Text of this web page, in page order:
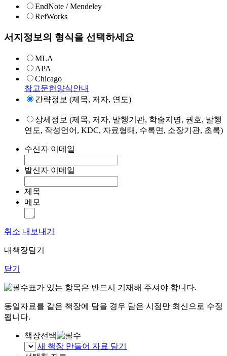
EndNote / Mendeley
RefWorks
서지정보의 형식을 선택하세요
MLA
APA
Chicago
참고문헌양식안내
간략정보 (제목, 저자, 연도)
상세정보 (제목, 저자, 발행기관, 학술지명, 권호, 발행
연도, 작성언어, KDC, 자료형태, 수록면, 소장기관, 초록)
수신자 이메일
발신자 이메일
제목
메모
취소 내보내기
내책장담기
닫기
표가 있는 항목은 반드시 기재해 주셔야 합니다.
동일자료를 같은 책장에 담을 경우 담은 시점만 최신으로 수정
됩니다.
책장선택
새 책장 만들어 자료 담기